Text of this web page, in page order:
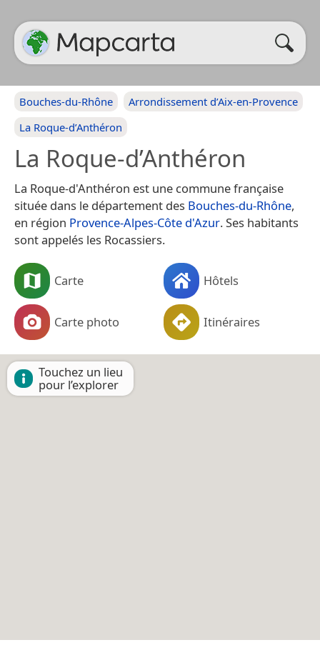
Bouches-du-Rhône
Arrondissement d’Aix-en-Provence
La Roque-d’Anthéron
La Roque-d’Anthéron
La Roque-d'Anthéron est une commune française
située dans le département des Bouches-du-Rhône,
en région Provence-Alpes-Côte d'Azur. Ses habitants
sont appelés les Rocassiers.
Carte Hôtels
Carte photo Itinéraires
Touchez un lieu
pour l’explorer